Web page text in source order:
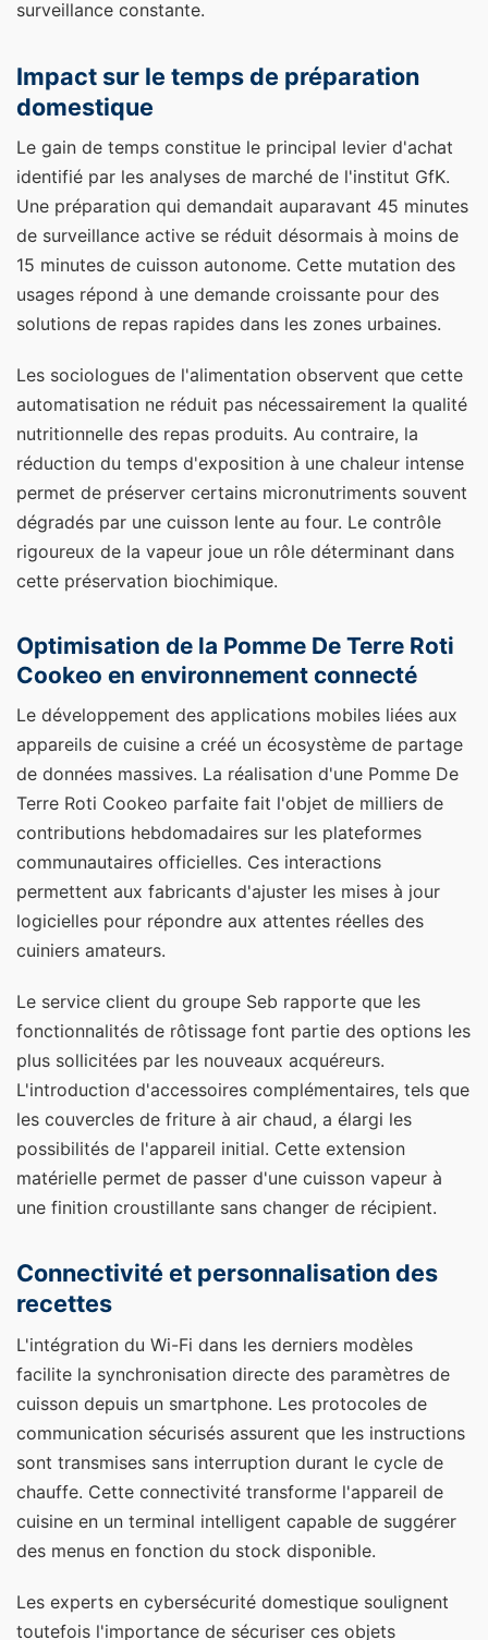
surveillance constante.
Impact sur le temps de préparation
domestique
Le gain de temps constitue le principal levier d'achat
identifié par les analyses de marché de l'institut GfK.
Une préparation qui demandait auparavant 45 minutes
de surveillance active se réduit désormais à moins de
15 minutes de cuisson autonome. Cette mutation des
usages répond à une demande croissante pour des
solutions de repas rapides dans les zones urbaines.
Les sociologues de l'alimentation observent que cette
automatisation ne réduit pas nécessairement la qualité
nutritionnelle des repas produits. Au contraire, la
réduction du temps d'exposition à une chaleur intense
permet de préserver certains micronutriments souvent
dégradés par une cuisson lente au four. Le contrôle
rigoureux de la vapeur joue un rôle déterminant dans
cette préservation biochimique.
Optimisation de la Pomme De Terre Roti
Cookeo en environnement connecté
Le développement des applications mobiles liées aux
appareils de cuisine a créé un écosystème de partage
de données massives. La réalisation d'une Pomme De
Terre Roti Cookeo parfaite fait l'objet de milliers de
contributions hebdomadaires sur les plateformes
communautaires officielles. Ces interactions
permettent aux fabricants d'ajuster les mises à jour
logicielles pour répondre aux attentes réelles des
cuiniers amateurs.
Le service client du groupe Seb rapporte que les
fonctionnalités de rôtissage font partie des options les
plus sollicitées par les nouveaux acquéreurs.
L'introduction d'accessoires complémentaires, tels que
les couvercles de friture à air chaud, a élargi les
possibilités de l'appareil initial. Cette extension
matérielle permet de passer d'une cuisson vapeur à
une finition croustillante sans changer de récipient.
Connectivité et personnalisation des
recettes
L'intégration du Wi-Fi dans les derniers modèles
facilite la synchronisation directe des paramètres de
cuisson depuis un smartphone. Les protocoles de
communication sécurisés assurent que les instructions
sont transmises sans interruption durant le cycle de
chauffe. Cette connectivité transforme l'appareil de
cuisine en un terminal intelligent capable de suggérer
des menus en fonction du stock disponible.
Les experts en cybersécurité domestique soulignent
toutefois l'importance de sécuriser ces objets